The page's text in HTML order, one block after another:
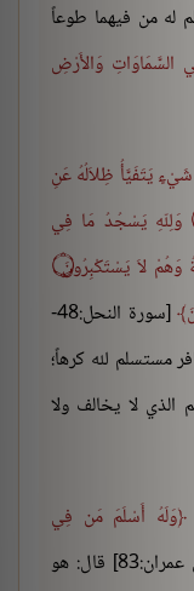
له من فيهما طوعاً
وَالأَرْضِ
شَيْءٍ يَتَفَيَّأُ ظِلاَلُهُ عَنِ
الْيَمِينِ وَالْشَّمَآئِلِ سُجَّدًا لِلّهِ وَهُمْ دَاخِرُونَ ۝ وَلِلّهِ يَسْجُدُ مَا فِي
السَّمَاوَاتِ وَمَا فِي الأَرْضِ مِن دَآبَّةٍ وَالْمَلآئِكَةُ وَهُمْ لاَ يَسْتَكْبِرُونَ ۝
[سورة النحل:48-
مستسلم لله كرهاً؛
الذي لا يخالف ولا
وَلَهُ أَسْلَمَ مَن فِي
[سورة آل عمران:83] قال: هو